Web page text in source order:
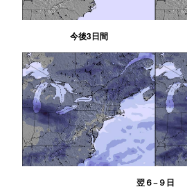
今後3日間
翌６−９日